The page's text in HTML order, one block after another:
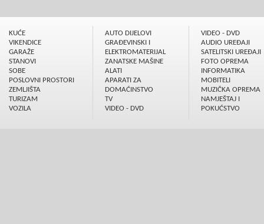
KUĆE
VIKENDICE
GARAŽE
STANOVI
SOBE
POSLOVNI PROSTORI
ZEMLJIŠTA
TURIZAM
VOZILA
AUTO DIJELOVI
GRAÐEVINSKI I
ELEKTROMATERIJAL
ZANATSKE MAŠINE
ALATI
APARATI ZA
DOMAĆINSTVO
TV
VIDEO - DVD
VIDEO - DVD
AUDIO UREÐAJI
SATELITSKI UREÐAJI
FOTO OPREMA
INFORMATIKA
MOBITELI
MUZIČKA OPREMA
NAMJEŠTAJ I
POKUĆSTVO